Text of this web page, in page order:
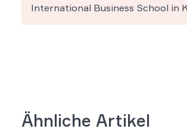
International Business School in
Ähnliche Artikel